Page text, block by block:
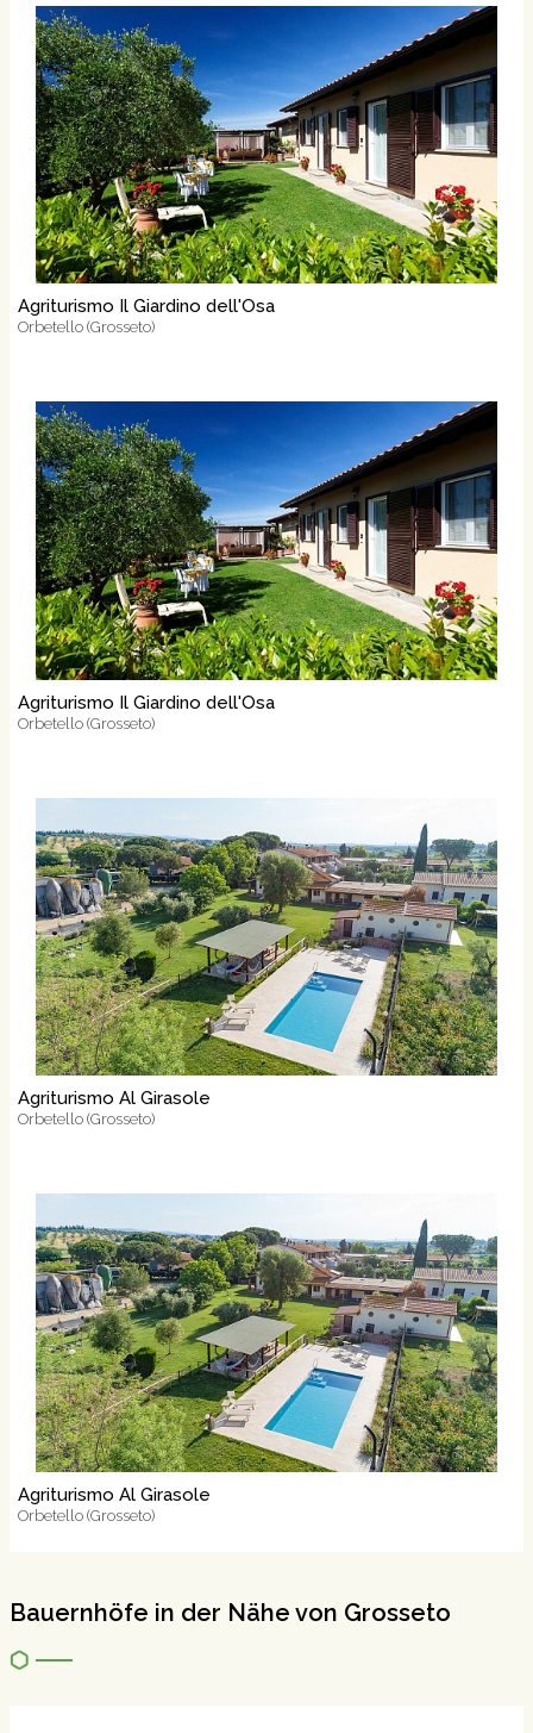
Agriturismo Il Giardino dell'Osa
Orbetello (Grosseto)
Agriturismo Il Giardino dell'Osa
Orbetello (Grosseto)
Agriturismo Al Girasole
Orbetello (Grosseto)
Agriturismo Al Girasole
Orbetello (Grosseto)
Bauernhöfe in der Nähe von Grosseto